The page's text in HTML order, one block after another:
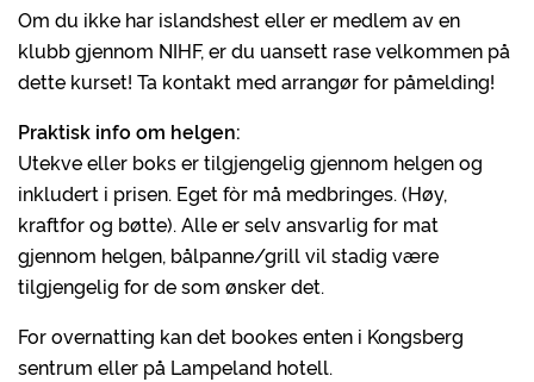
Om du ikke har islandshest eller er medlem av en
klubb gjennom NIHF, er du uansett rase velkommen på
dette kurset! Ta kontakt med arrangør for påmelding!
Praktisk info om helgen:
Utekve eller boks er tilgjengelig gjennom helgen og
inkludert i prisen. Eget fòr må medbringes. (Høy,
kraftfor og bøtte). Alle er selv ansvarlig for mat
gjennom helgen, bålpanne/grill vil stadig være
tilgjengelig for de som ønsker det.
For overnatting kan det bookes enten i Kongsberg
sentrum eller på Lampeland hotell.